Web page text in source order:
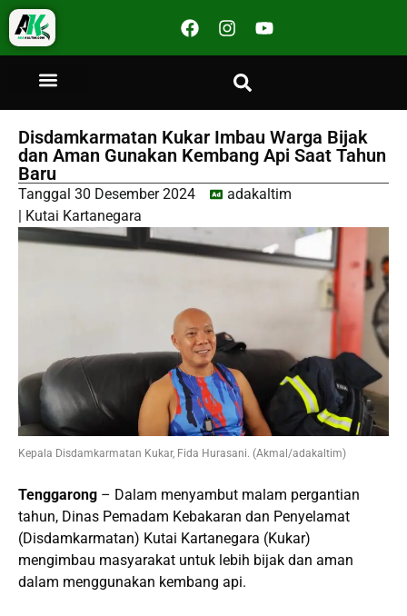
Disdamkarmatan Kukar Imbau Warga Bijak
dan Aman Gunakan Kembang Api Saat Tahun
Baru
Tanggal 30 Desember 2024
adakaltim
Kutai Kartanegara
Kepala Disdamkarmatan Kukar, Fida Hurasani. (Akmal/adakaltim)
Tenggarong – Dalam menyambut malam pergantian
tahun, Dinas Pemadam Kebakaran dan Penyelamat
(Disdamkarmatan) Kutai Kartanegara (Kukar)
mengimbau masyarakat untuk lebih bijak dan aman
dalam menggunakan kembang api.